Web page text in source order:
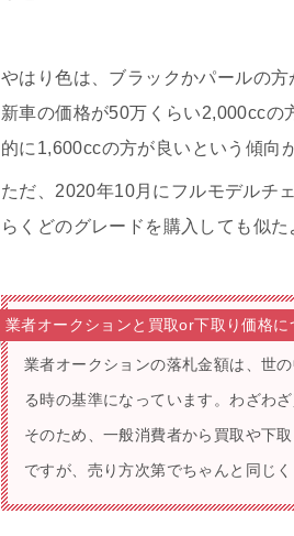
やはり色は、ブラックかパールの
新車の価格が50万くらい2,000ccの
的に1,600ccの方が良いという傾向
ただ、2020年10月にフルモデルチ
らくどのグレードを購入しても似
業者オークションと買取or下取り価格に
業者オークションの落札金額は、世
る時の基準になっています。わざわ
そのため、一般消費者から買取や下
ですが、売り方次第でちゃんと同じ